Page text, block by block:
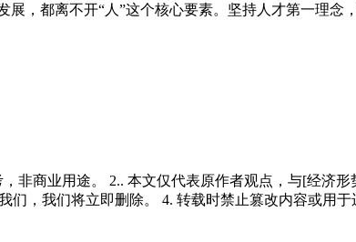
，都离不开“人”这个核心要素。坚持人才第一理
非商业用途。 2.. 本文仅代表原作者观点，与[经济
，我们将立即删除。 4. 转载时禁止篡改内容或用